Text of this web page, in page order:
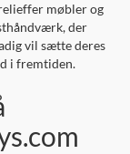
møbler og
der
vil sætte deres
i fremtiden.